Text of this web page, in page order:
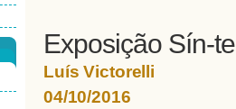
Exposição Sín-
Luís Victorelli
04/10/2016